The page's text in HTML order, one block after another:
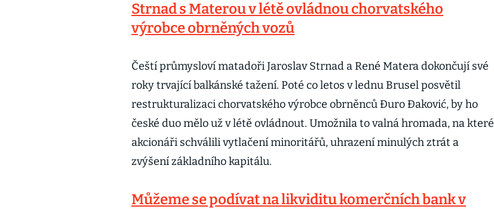
Strnad s Materou v létě ovládnou chorvatského
výrobce obrněných vozů
Čeští průmysloví matadoři Jaroslav Strnad a René Matera dokončují své
roky trvající balkánské tažení. Poté co letos v lednu Brusel posvětil
restrukturalizaci chorvatského výrobce obrněnců Đuro Đaković, by ho
české duo mělo už v létě ovládnout. Umožnila to valná hromada, na které
akcionáři schválili vytlačení minoritářů, uhrazení minulých ztrát a
zvýšení základního kapitálu.
Můžeme se podívat na likviditu komerčních bank v